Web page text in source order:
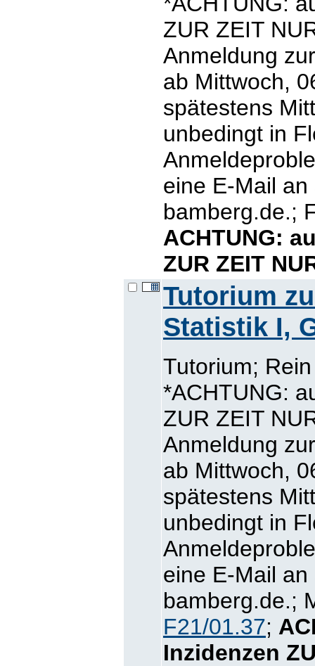
ZUR ZEIT
Anmeldung
ab Mittwoch,
spätestens
unbedingt in
eine E-Mail
bamberg.de.;
ACHTUNG:
ZUR ZEIT
Tutorium
Statistik I,
Tutorium;
*ACHTUNG:
ZUR ZEIT
Anmeldung
ab Mittwoch,
spätestens
unbedingt in
eine E-Mail
bamberg.de.;
F21/01.37;
Inzidenzen